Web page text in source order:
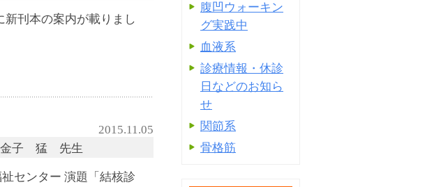
刊本の案内が載りまし
2015.11.05
金子 猛 先生
センター 演題「結核診
腹凹ウォーキン
グ実践中
血液系
診療情報・休診
日などのお知ら
せ
関節系
骨格筋